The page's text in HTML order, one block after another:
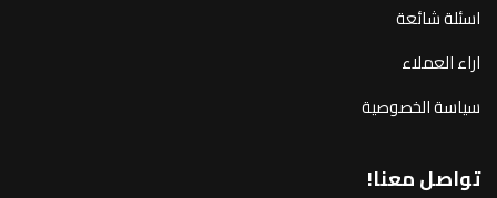
اسئلة شائعة
اراء العملاء
سياسة الخصوصية
تواصل معنا!